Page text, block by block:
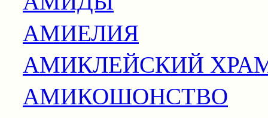
АМИЕЛИЯ
АМИКЛЕЙСКИЙ
АМИКОШОНСТВО